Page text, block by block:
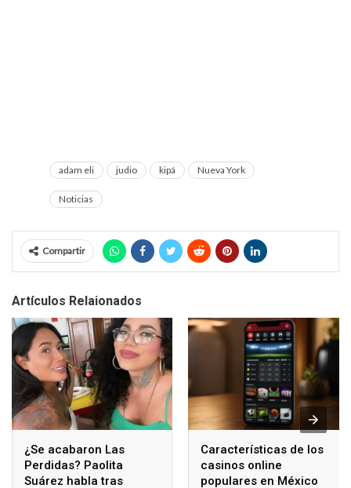
adam eli judio kipá Nueva York
Noticias
Compartir
Artículos Relaionados
¿Se acabaron Las
Perdidas? Paolita
Suárez habla tras
Características de los
casinos online
populares en México